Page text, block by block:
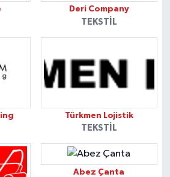
Deri Company
TEKSTIL
Türkmen Lojistik
TEKSTIL
Abez Çanta